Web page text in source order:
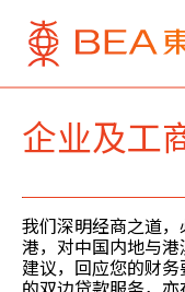
企业及工
我们深明经商之道
港，对中国内地与
建议，回应您的财